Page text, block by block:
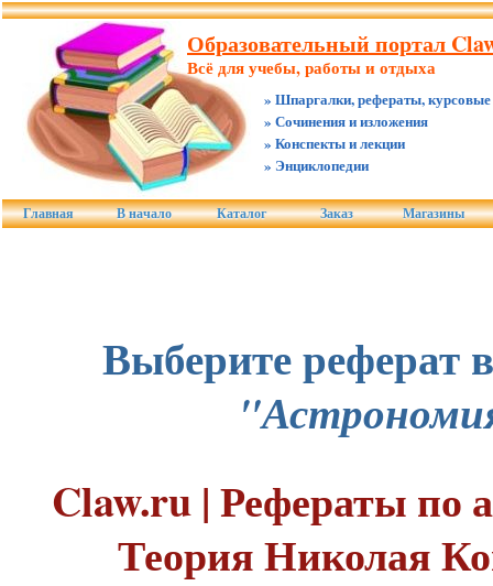
Образовательный портал
Всё для учебы, работы и отдыха
» Шпаргалки, рефераты, курсовые
» Сочинения и изложения
» Конспекты и лекции
» Энциклопедии
Главная В начало Каталог Заказ Магазины
Выберите реферат
Claw.ru | Рефераты по
Теория Николая